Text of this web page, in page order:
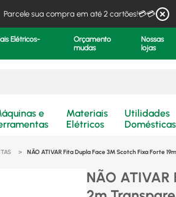
Parcele sua compra em até 2 cartões!💳💳
Elétricos-
Orçamento
mudas
Nossas
lojas
e
Materiais
Elétricos
Utilidades
Domésticas
NÃO ATIVAR Fita Dupla Face 3M Scotch Fixa Forte
NÃO